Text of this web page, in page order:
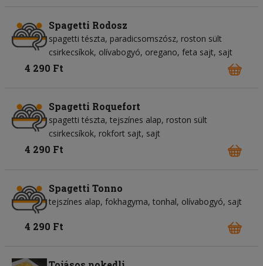
Spagetti Rodosz
spagetti tészta paradicsomszósz roston sült
csirkecsíkok olívabogyó oregano feta sajt sajt
4 290 Ft
Spagetti Roquefort
spagetti tészta tejszínes alap roston sült
csirkecsíkok rokfort sajt sajt
4 290 Ft
Spagetti Tonno
tejszínes alap fokhagyma tonhal olívabogyó sajt
4 290 Ft